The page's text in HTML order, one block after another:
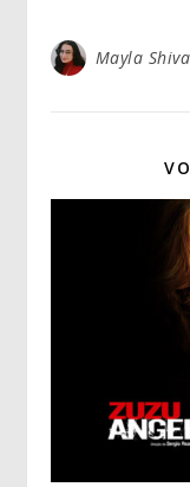
Mayla Shiva